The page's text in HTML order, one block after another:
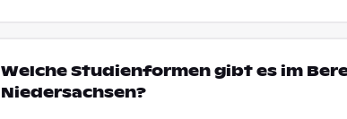
Welche Studienformen gibt es im
Niedersachsen?